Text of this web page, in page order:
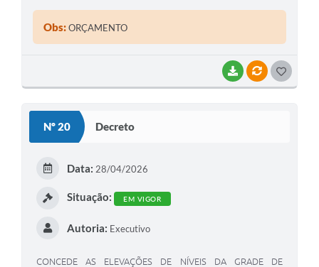
BAIXARVÍNCULOS
Obs:ORÇAMENTO
Nº 20 Decreto
Data: 28/04/2026
Situação: EM VIGOR
Autoria: Executivo
CONCEDE AS ELEVAÇÕES DE NÍVEIS DA GRADE DE